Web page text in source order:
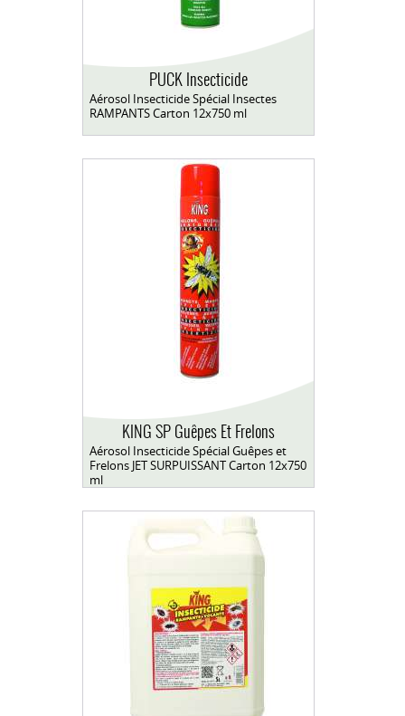
PUCK Insecticide
Aérosol Insecticide Spécial Insectes
RAMPANTS Carton 12x750 ml
KING SP Guêpes Et Frelons
Aérosol Insecticide Spécial Guêpes et
Frelons JET SURPUISSANT Carton 12x750
ml